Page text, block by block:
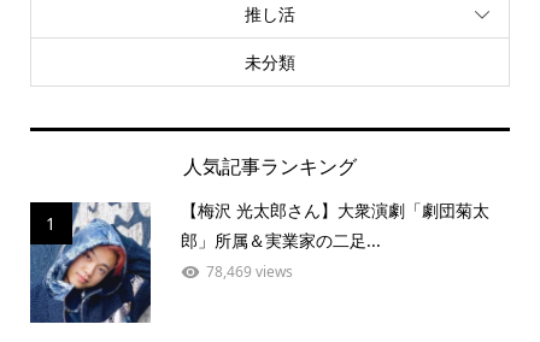
推し活
未分類
人気記事ランキング
1
【梅沢 光太郎さん】大衆演劇「劇団菊太
郎」所属＆実業家の二足...
78,469 views